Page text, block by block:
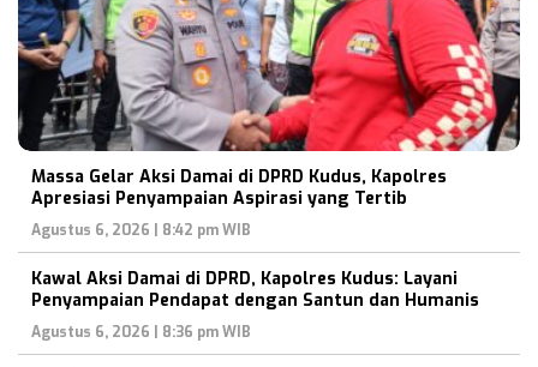
Massa Gelar Aksi Damai di DPRD Kudus, Kapolres
Apresiasi Penyampaian Aspirasi yang Tertib
Agustus 6, 2026 | 8:42 pm WIB
Kawal Aksi Damai di DPRD, Kapolres Kudus: Layani
Penyampaian Pendapat dengan Santun dan Humanis
Agustus 6, 2026 | 8:36 pm WIB